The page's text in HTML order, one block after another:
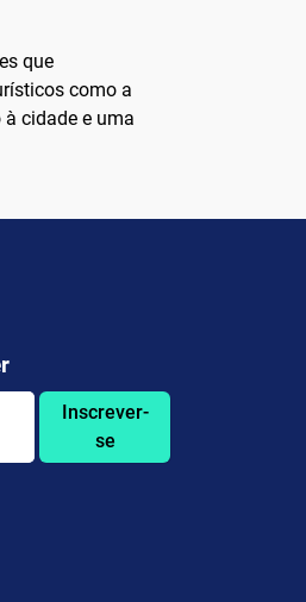
que
como a
cidade e uma
Inscrever-
se